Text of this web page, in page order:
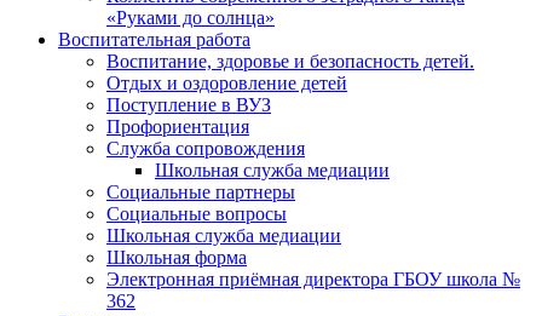
«Руками до солнца»
Воспитательная работа
Воспитание, здоровье и безопасность детей.
Отдых и оздоровление детей
Поступление в ВУЗ
Профориентация
Служба сопровождения
Школьная служба медиации
Социальные партнеры
Социальные вопросы
Школьная служба медиации
Школьная форма
Электронная приёмная директора ГБОУ школа №
362